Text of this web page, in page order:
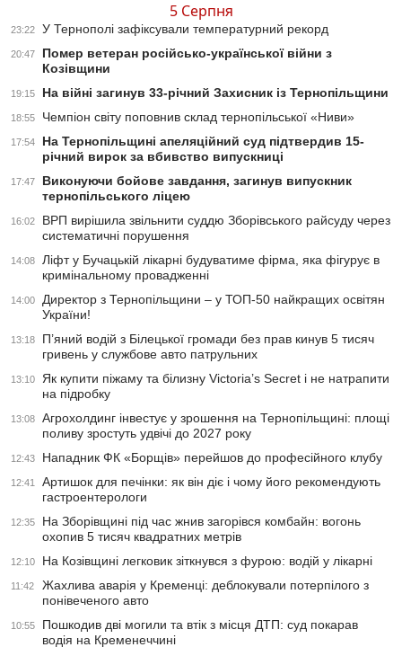
5 Серпня
23:22 У Тернополі зафіксували температурний рекорд
20:47
Помер ветеран російсько-української війни з
Козівщини
19:15 На війні загинув 33-річний Захисник із Тернопільщини
18:55 Чемпіон світу поповнив склад тернопільської «Ниви»
17:54
На Тернопільщині апеляційний суд підтвердив 15-
річний вирок за вбивство випускниці
17:47
Виконуючи бойове завдання, загинув випускник
тернопільського ліцею
16:02
ВРП вирішила звільнити суддю Зборівського райсуду через
систематичні порушення
14:08
Ліфт у Бучацькій лікарні будуватиме фірма, яка фігурує в
кримінальному провадженні
14:00
Директор з Тернопільщини – у ТОП-50 найкращих освітян
України!
13:18
П’яний водій з Білецької громади без прав кинув 5 тисяч
гривень у службове авто патрульних
13:10
Як купити піжаму та білизну Victoria’s Secret і не натрапити
на підробку
13:08
Агрохолдинг інвестує у зрошення на Тернопільщині: площі
поливу зростуть удвічі до 2027 року
12:43 Нападник ФК «Борщів» перейшов до професійного клубу
12:41
Артишок для печінки: як він діє і чому його рекомендують
гастроентерологи
12:35
На Зборівщині під час жнив загорівся комбайн: вогонь
охопив 5 тисяч квадратних метрів
12:10 На Козівщині легковик зіткнувся з фурою: водій у лікарні
11:42
Жахлива аварія у Кременці: деблокували потерпілого з
понівеченого авто
10:55
Пошкодив дві могили та втік з місця ДТП: суд покарав
водія на Кременеччині